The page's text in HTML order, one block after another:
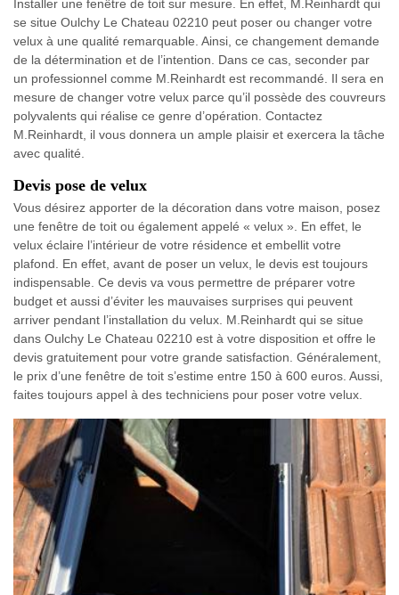
Installer une fenêtre de toit sur mesure. En effet, M.Reinhardt qui
se situe Oulchy Le Chateau 02210 peut poser ou changer votre
velux à une qualité remarquable. Ainsi, ce changement demande
de la détermination et de l’intention. Dans ce cas, seconder par
un professionnel comme M.Reinhardt est recommandé. Il sera en
mesure de changer votre velux parce qu’il possède des couvreurs
polyvalents qui réalise ce genre d’opération. Contactez
M.Reinhardt, il vous donnera un ample plaisir et exercera la tâche
avec qualité.
Devis pose de velux
Vous désirez apporter de la décoration dans votre maison, posez
une fenêtre de toit ou également appelé « velux ». En effet, le
velux éclaire l’intérieur de votre résidence et embellit votre
plafond. En effet, avant de poser un velux, le devis est toujours
indispensable. Ce devis va vous permettre de préparer votre
budget et aussi d’éviter les mauvaises surprises qui peuvent
arriver pendant l’installation du velux. M.Reinhardt qui se situe
dans Oulchy Le Chateau 02210 est à votre disposition et offre le
devis gratuitement pour votre grande satisfaction. Généralement,
le prix d’une fenêtre de toit s’estime entre 150 à 600 euros. Aussi,
faites toujours appel à des techniciens pour poser votre velux.